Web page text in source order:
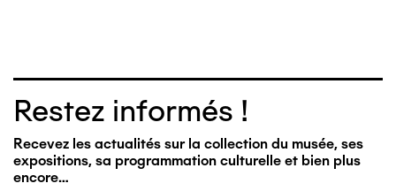
Restez informés !
Recevez les actualités sur la collection du musée, ses
expositions, sa programmation culturelle et bien plus
encore…